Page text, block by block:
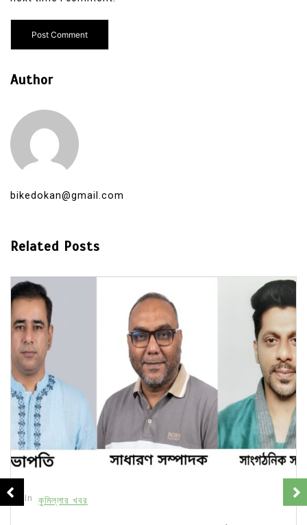
Author
bikedokan@gmail.com
Related Posts
In কুমিল্লার খবর